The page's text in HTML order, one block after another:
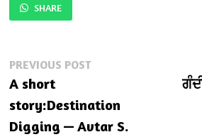
SHARE
Post
navigation
PREVIOUS POSTPrevious
A short
story:Destination
Digging — Avtar S.